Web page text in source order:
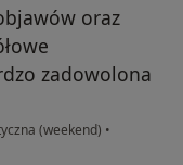
oraz
zadowolona
(weekend) •